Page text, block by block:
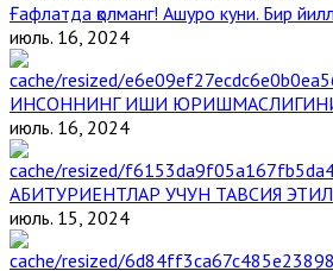
Ғафлатда қолманг! Ашуро куни. Бир
июль. 16, 2024
ИНСОННИНГ ИШИ ЮРИШМАСЛИГИНИ
июль. 16, 2024
АБИТУРИЕНТЛАР УЧУН ТАВСИЯ
июль. 15, 2024